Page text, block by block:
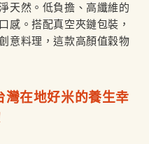
天然。低負擔、高纖維的
感。搭配真空夾鏈包裝，
意料理，這款高顏值穀物
灣在地好米的養生幸